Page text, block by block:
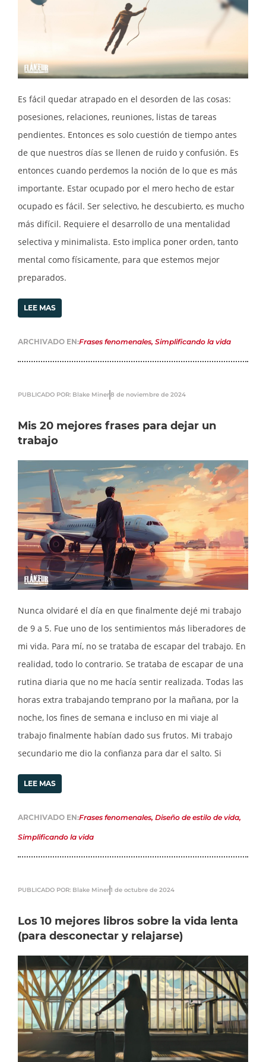
Es fácil quedar atrapado en el desorden de las cosas:
posesiones, relaciones, reuniones, listas de tareas
pendientes. Entonces es solo cuestión de tiempo antes
de que nuestros días se llenen de ruido y confusión. Es
entonces cuando perdemos la noción de lo que es más
importante. Estar ocupado por el mero hecho de estar
ocupado es fácil. Ser selectivo, he descubierto, es mucho
más difícil. Requiere el desarrollo de una mentalidad
selectiva y minimalista. Esto implica poner orden, tanto
mental como físicamente, para que estemos mejor
preparados.
LEE MAS
ARCHIVADO EN:Frases fenomenales, Simplificando la vida
PUBLICADO POR: Blake Miner8 de noviembre de 2024
Mis 20 mejores frases para dejar un
trabajo
Nunca olvidaré el día en que finalmente dejé mi trabajo
de 9 a 5. Fue uno de los sentimientos más liberadores de
mi vida. Para mí, no se trataba de escapar del trabajo. En
realidad, todo lo contrario. Se trataba de escapar de una
rutina diaria que no me hacía sentir realizada. Todas las
horas extra trabajando temprano por la mañana, por la
noche, los fines de semana e incluso en mi viaje al
trabajo finalmente habían dado sus frutos. Mi trabajo
secundario me dio la confianza para dar el salto. Si
LEE MAS
ARCHIVADO EN:Frases fenomenales, Diseño de estilo de vida,
Simplificando la vida
PUBLICADO POR: Blake Miner1 de octubre de 2024
Los 10 mejores libros sobre la vida lenta
(para desconectar y relajarse)